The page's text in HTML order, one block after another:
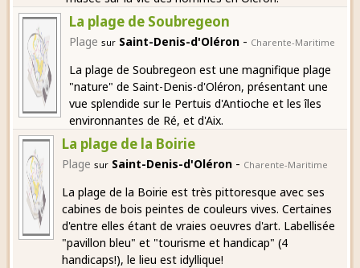
La plage de Soubregeon
Plage sur Saint-Denis-d'Oléron - Charente-Maritime
La plage de Soubregeon est une magnifique plage
"nature" de Saint-Denis-d'Oléron, présentant une
vue splendide sur le Pertuis d'Antioche et les îles
environnantes de Ré, et d'Aix.
La plage de la Boirie
Plage sur Saint-Denis-d'Oléron - Charente-Maritime
La plage de la Boirie est très pittoresque avec ses
cabines de bois peintes de couleurs vives. Certaines
d'entre elles étant de vraies oeuvres d'art. Labellisée
"pavillon bleu" et "tourisme et handicap" (4
handicaps!), le lieu est idyllique!